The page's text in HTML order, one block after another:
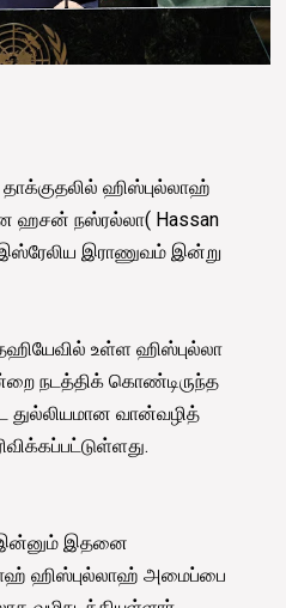
தாக்குதலில் ஹிஸ்புல்லாஹ்
ஹசன் நஸ்ரல்லா( Hassan
இராணுவம் இன்று
உள்ள ஹிஸ்புல்லா
நடத்திக் கொண்டிருந்த
துல்லியமான வான்வழித்
இன்னும் இதனை
ஹிஸ்புல்லாஹ் அமைப்பை